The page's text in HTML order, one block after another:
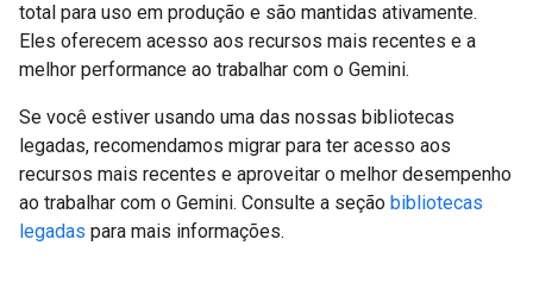
total para uso em produção e são mantidas ativamente.
Eles oferecem acesso aos recursos mais recentes e a
melhor performance ao trabalhar com o Gemini.
Se você estiver usando uma das nossas bibliotecas
legadas, recomendamos migrar para ter acesso aos
recursos mais recentes e aproveitar o melhor desempenho
ao trabalhar com o Gemini. Consulte a seção bibliotecas
legadas para mais informações.